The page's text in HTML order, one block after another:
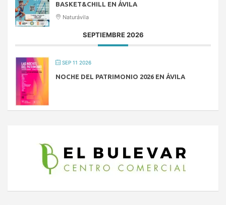
BASKET&CHILL EN ÁVILA
Naturávila
SEPTIEMBRE 2026
SEP 11 2026
NOCHE DEL PATRIMONIO 2026 EN ÁVILA